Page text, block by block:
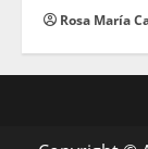
Rosa María